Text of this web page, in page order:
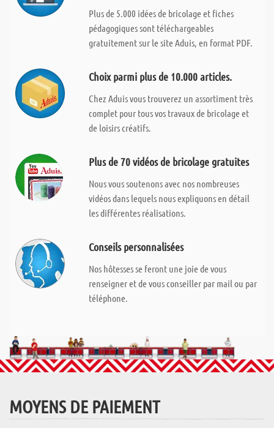
Plus de 5.000 idées de bricolage et fiches
pédagogiques sont téléchargeables
gratuitement sur le site Aduis, en format PDF.
Choix parmi plus de 10.000 articles.
Chez Aduis vous trouverez un assortiment très
complet pour tous vos travaux de bricolage et
de loisirs créatifs.
Plus de 70 vidéos de bricolage gratuites
Nous vous soutenons avec nos nombreuses
vidéos dans lequels nous expliquons en détail
les différentes réalisations.
Conseils personnalisées
Nos hôtesses se feront une joie de vous
renseigner et de vous conseiller par mail ou par
téléphone.
MOYENS DE PAIEMENT